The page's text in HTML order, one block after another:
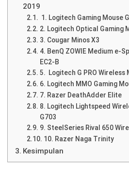
2019
1. Logitech Gaming Mouse
2. Logitech Optical Gaming
3. Cougar Minos X3
4. BenQ ZOWIE Medium e-
EC2-B
5. Logitech G PRO Wireless
6. Logitech MMO Gaming
7. Razer DeathAdder Elite
8. Logitech Lightspeed
G703
9. SteelSeries Rival 650
10. Razer Naga Trinity
Kesimpulan